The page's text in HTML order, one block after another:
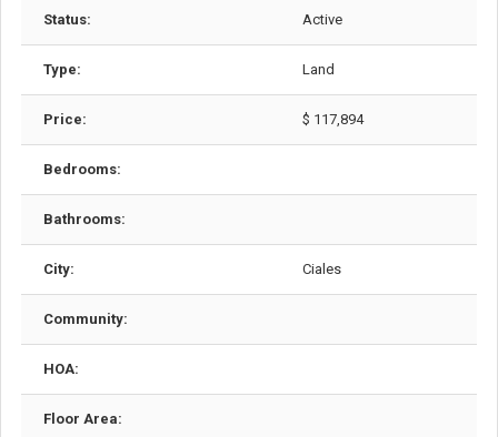
Status: Active
Type: Land
Price: $ 117,894
Bedrooms:
Bathrooms:
City: Ciales
Community:
HOA:
Floor Area: